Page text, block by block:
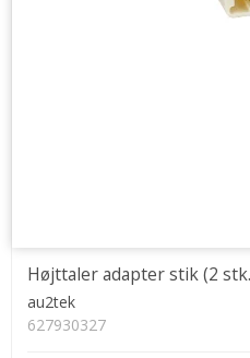
Højttaler adapter stik (2
au2tek
627930327